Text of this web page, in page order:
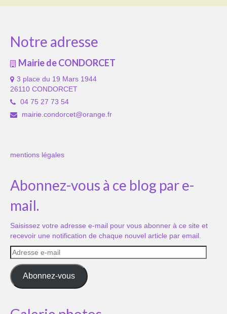
Notre adresse
Mairie de CONDORCET
3 place du 19 Mars 1944
26110 CONDORCET
04 75 27 73 54
mairie.condorcet@orange.fr
mentions légales
Abonnez-vous à ce blog par e-
mail.
Saisissez votre adresse e-mail pour vous abonner à ce site et
recevoir une notification de chaque nouvel article par email.
Adresse
e-
mail
Abonnez-vous